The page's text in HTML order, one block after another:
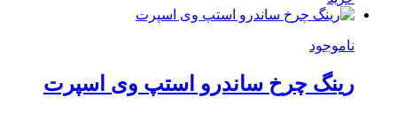
ناموجود
رینگ چرخ ساندرو استپ وی اسپرت